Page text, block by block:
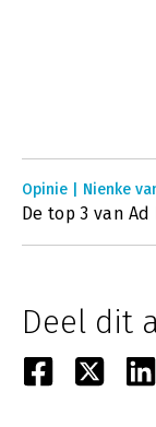
Opinie | Nienke
De top 3 van
Deel dit